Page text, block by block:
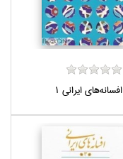
افسانه‌هاي ايراني 1